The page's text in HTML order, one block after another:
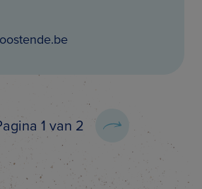
1 van 2